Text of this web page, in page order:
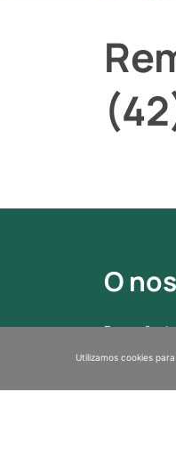
O
Remoção
Servicos
Utilizamos cookies